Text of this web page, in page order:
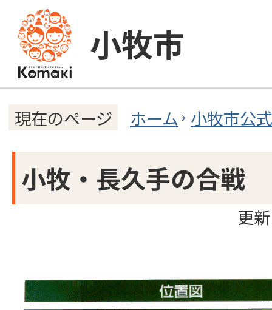
小牧市
現在のページ ホーム 小牧市公
小牧・長久手の合戦
更